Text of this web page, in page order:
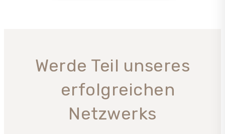
Werde Teil unseres
erfolgreichen
Netzwerks